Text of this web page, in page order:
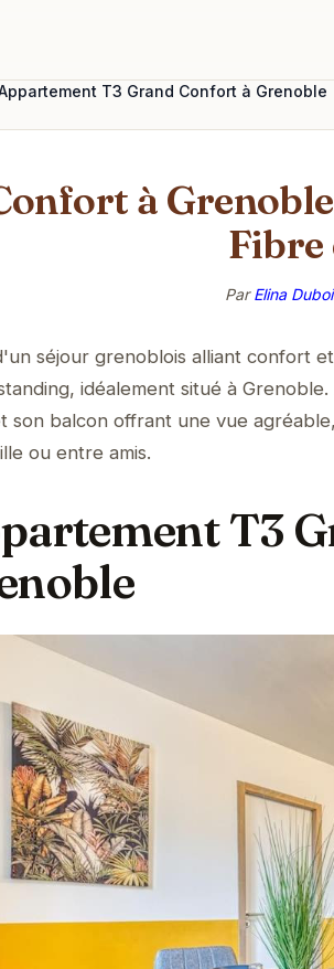
T3 Grand Confort à Grenoble
à
Fibre
ParElina
séjour grenoblois alliant confort
idéalement situé à
son balcon offrant une vue
ou entre amis.
T3